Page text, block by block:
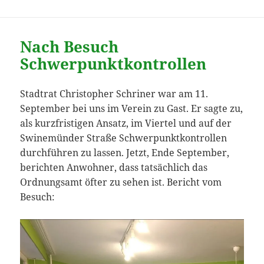
Nach Besuch
Schwerpunktkontrollen
Stadtrat Christopher Schriner war am 11.
September bei uns im Verein zu Gast. Er sagte zu,
als kurzfristigen Ansatz, im Viertel und auf der
Swinemünder Straße Schwerpunktkontrollen
durchführen zu lassen. Jetzt, Ende September,
berichten Anwohner, dass tatsächlich das
Ordnungsamt öfter zu sehen ist. Bericht vom
Besuch: